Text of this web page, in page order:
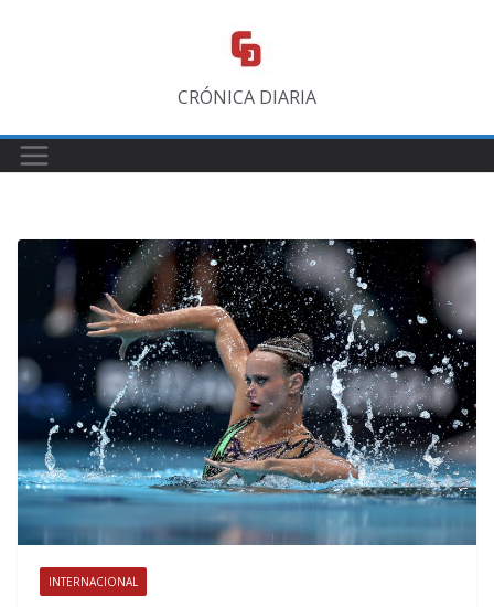
CRÓNICA DIARIA
INTERNACIONAL